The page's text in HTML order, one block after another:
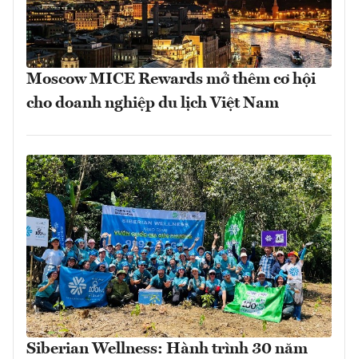
Moscow MICE Rewards mở thêm cơ hội
cho doanh nghiệp du lịch Việt Nam
Siberian Wellness: Hành trình 30 năm